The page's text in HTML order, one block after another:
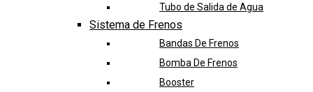
Tubo de Salida de Agua
Sistema de Frenos
Bandas De Frenos
Bomba De Frenos
Booster